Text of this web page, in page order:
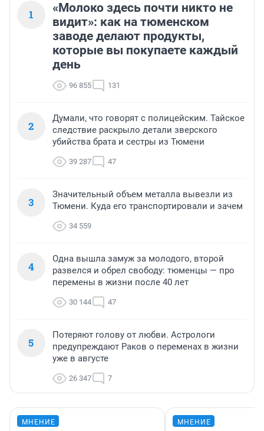
1
«Молоко здесь почти никто не
видит»: как на тюменском
заводе делают продукты,
которые вы покупаете каждый
день
96 855 131
2
Думали, что говорят с полицейским. Тайское
следствие раскрыло детали зверского
убийства брата и сестры из Тюмени
39 287 47
3
Значительный объем металла вывезли из
Тюмени. Куда его транспортировали и зачем
34 559
4
Одна вышла замуж за молодого, второй
развелся и обрел свободу: тюменцы — про
перемены в жизни после 40 лет
30 144 47
5
Потеряют голову от любви. Астрологи
предупреждают Раков о переменах в жизни
уже в августе
26 347 7
МНЕНИЕ МНЕНИЕ